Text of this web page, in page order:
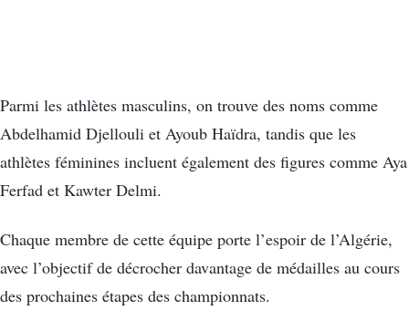
Parmi les athlètes masculins, on trouve des noms comme
Abdelhamid Djellouli et Ayoub Haïdra, tandis que les
athlètes féminines incluent également des figures comme Aya
Ferfad et Kawter Delmi.
Chaque membre de cette équipe porte l’espoir de l’Algérie,
avec l’objectif de décrocher davantage de médailles au cours
des prochaines étapes des championnats.